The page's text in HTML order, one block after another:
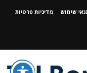
שימוש
מדיניות פרטיות